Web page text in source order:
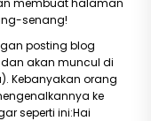
membuat halaman
senang!
posting blog
akan muncul di
Kebanyakan orang
ke
seperti ini:Hai